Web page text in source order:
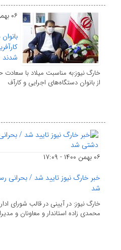
۰۶ بهمن ۱۴۰۰ - ۱۷:۴۲
شدند
خارگ نیوز:‌به مناسبت میلاد با
از بانوان دستگاه‌های اجرایی و کارآف
۰۶ بهمن ۱۴۰۰ - ۱۷:۰۹
خبر خارگ نیوز تایید شد / بحرانی
شد
خارگ نیوز: در آیینی در قالب شورای
محمدی زاده استاندار و معاونان و مدیرا